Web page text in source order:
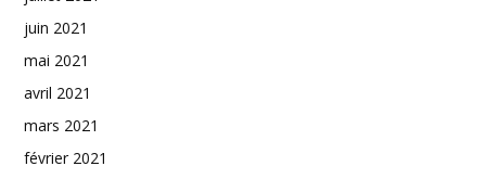
juin 2021
mai 2021
avril 2021
mars 2021
février 2021